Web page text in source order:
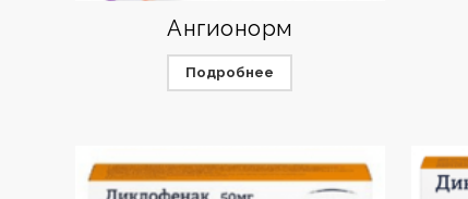
Ангионорм
Подробнее